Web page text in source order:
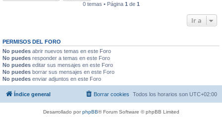
0 temas • Página 1 de 1
Ir a
PERMISOS DEL FORO
No puedes abrir nuevos temas en este Foro
No puedes responder a temas en este Foro
No puedes editar sus mensajes en este Foro
No puedes borrar sus mensajes en este Foro
No puedes enviar adjuntos en este Foro
Índice general Todos los horarios son UTC+02:00
Borrar cookies
Desarrollado porphpBB® Forum Software © phpBB Limited